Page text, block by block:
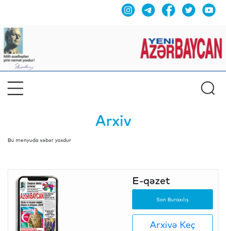
Arxiv
Bu menyuda xəbər yoxdur
E-qəzet
Son Buraxılış
Arxivə Keç